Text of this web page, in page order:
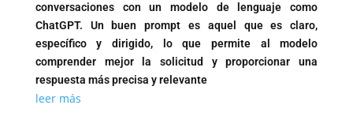
conversaciones con un modelo de lenguaje como
ChatGPT. Un buen prompt es aquel que es claro,
específico y dirigido, lo que permite al modelo
comprender mejor la solicitud y proporcionar una
respuesta más precisa y relevante
leer más